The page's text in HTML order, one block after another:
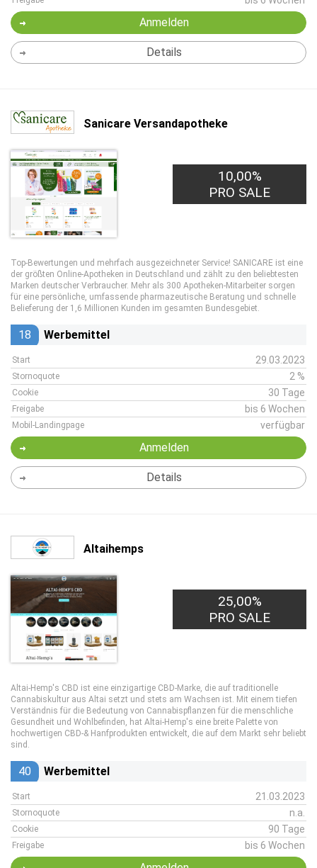
Anmelden
Details
Sanicare Versandapotheke
10,00%
PRO SALE
Top-Bewertungen und mehrfach ausgezeichneter Service! SANICARE ist eine
der größten Online-Apotheken in Deutschland und zählt zu den beliebtesten
Marken deutscher Verbraucher. Mehr als 300 Apotheken-Mitarbeiter sorgen
für eine persönliche, umfassende pharmazeutische Beratung und schnelle
Belieferung der 1,6 Millionen Kunden im gesamten Bundesgebiet.
18 Werbemittel
Start 29.03.2023
Stornoquote 2 %
Cookie 30 Tage
Freigabe bis 6 Wochen
Mobil-Landingpage verfügbar
Anmelden
Details
Altaihemps
25,00%
PRO SALE
Altai-Hemp's CBD ist eine einzigartige CBD-Marke, die auf traditionelle
Cannabiskultur aus Altai setzt und stets am Wachsen ist. Mit einem tiefen
Verständnis für die Bedeutung von Cannabispflanzen für die menschliche
Gesundheit und Wohlbefinden, hat Altai-Hemp's eine breite Palette von
hochwertigen CBD-& Hanfprodukten entwickelt, die auf dem Markt sehr beliebt
sind.
40 Werbemittel
Start 21.03.2023
Stornoquote n.a.
Cookie 90 Tage
Freigabe bis 6 Wochen